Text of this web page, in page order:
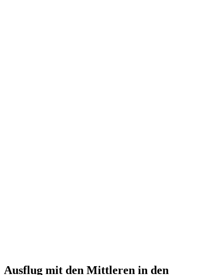
Ausflug mit den Mittleren in den